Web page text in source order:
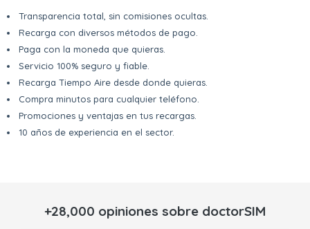
Transparencia total, sin comisiones ocultas.
Recarga con diversos métodos de pago.
Paga con la moneda que quieras.
Servicio 100% seguro y fiable.
Recarga Tiempo Aire desde donde quieras.
Compra minutos para cualquier teléfono.
Promociones y ventajas en tus recargas.
10 años de experiencia en el sector.
+28,000 opiniones sobre doctorSIM